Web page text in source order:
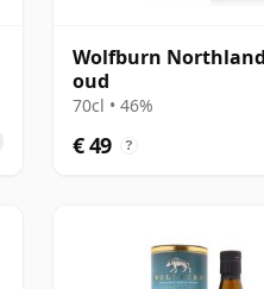
Wolfburn
oud
70cl • 46%
€ 49 ?